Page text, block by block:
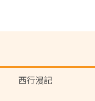
西行漫記